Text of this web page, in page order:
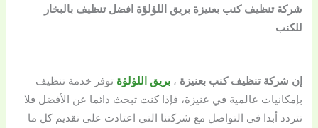
شركة تنظيف كنب بعنيزة بريق اللؤلؤة افضل تنظيف بالبخار
للكنب
إن شركة تنظيف كنب بعنيزة ،بريق اللؤلؤة توفر خدمة تنظيف
بإمكانيات عالمية في عنيزة، فإذا كنت تبحث دائما عن الأفضل فلا
تتردد أبدا في التواصل مع شركتنا التي اعتادت على تقديم كل ما